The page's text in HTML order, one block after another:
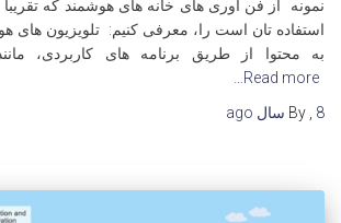
نمونه از فن آوری های خانه های هوشمند که
استفاده تان است را، معرفی کنیم: تلویزیون های
به محتوا از طریق برنامه های کاربردی،
Read more…
By
8 سال